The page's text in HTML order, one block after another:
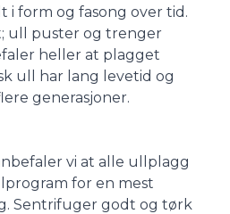
i form og fasong over tid.
ull puster og trenger
heller at plagget
ull har lang levetid og
generasjoner.
vi at alle ullplagg
for en mest
Sentrifuger godt og tørk